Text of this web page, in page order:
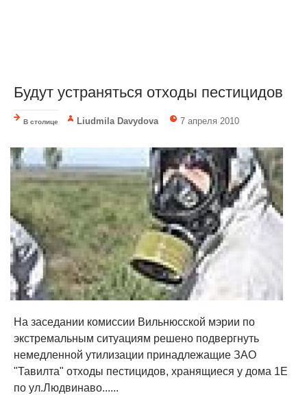
Будут устраняться отходы пестицидов
В столице Liudmila Davydova 7 апреля 2010
На заседании комиссии Вильнюсской мэрии по
экстремальным ситуациям решено подвергнуть
немедленной утилизации принадлежащие ЗАО
"Тавилта" отходы пестицидов, хранящиеся у дома 1Е
по ул.Людвинаво......